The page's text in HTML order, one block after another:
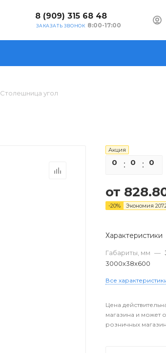
8 (909) 315 68 48
ЗАКАЗАТЬ ЗВОНОК 8:00-17:00
Столешница угол
Акция
0 0 0
от
-20% Экономия
Характеристики
Габариты, мм —
3000х38х600
Все
Цена
магазина и может
розничных